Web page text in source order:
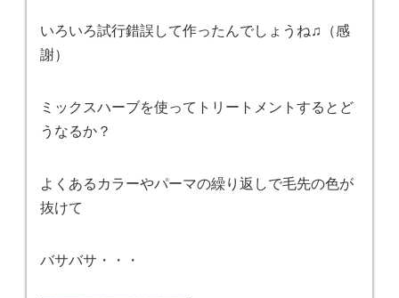
いろいろ試行錯誤して作ったんでしょうね♫（感
謝）
ミックスハーブを使ってトリートメントするとど
うなるか？
よくあるカラーやパーマの繰り返しで毛先の色が
抜けて
バサバサ・・・